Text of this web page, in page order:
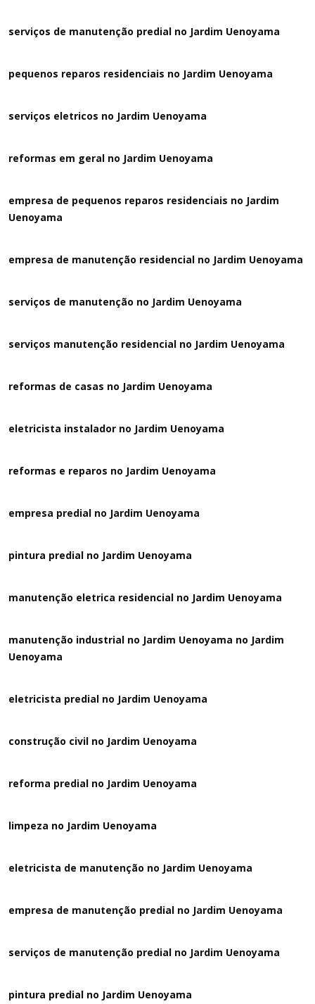
serviços de manutenção predial no Jardim Uenoyama
pequenos reparos residenciais no Jardim Uenoyama
serviços eletricos no Jardim Uenoyama
reformas em geral no Jardim Uenoyama
empresa de pequenos reparos residenciais no Jardim
Uenoyama
empresa de manutenção residencial no Jardim Uenoyama
serviços de manutenção no Jardim Uenoyama
serviços manutenção residencial no Jardim Uenoyama
reformas de casas no Jardim Uenoyama
eletricista instalador no Jardim Uenoyama
reformas e reparos no Jardim Uenoyama
empresa predial no Jardim Uenoyama
pintura predial no Jardim Uenoyama
manutenção eletrica residencial no Jardim Uenoyama
manutenção industrial no Jardim Uenoyama no Jardim
Uenoyama
eletricista predial no Jardim Uenoyama
construção civil no Jardim Uenoyama
reforma predial no Jardim Uenoyama
limpeza no Jardim Uenoyama
eletricista de manutenção no Jardim Uenoyama
empresa de manutenção predial no Jardim Uenoyama
serviços de manutenção predial no Jardim Uenoyama
pintura predial no Jardim Uenoyama